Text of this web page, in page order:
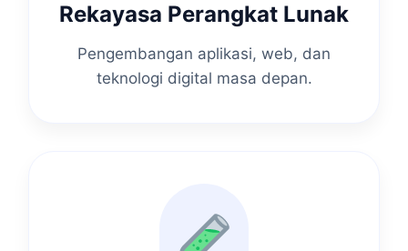
Rekayasa Perangkat Lunak
Pengembangan aplikasi, web, dan
teknologi digital masa depan.